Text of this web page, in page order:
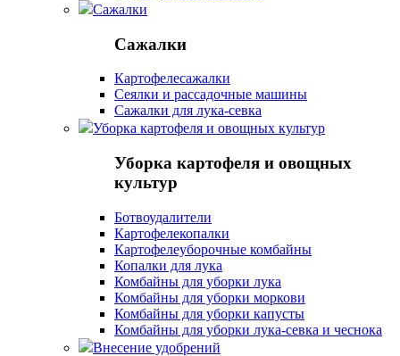
Сажалки
Сажалки
Картофелесажалки
Сеялки и рассадочные машины
Сажалки для лука-севка
Уборка картофеля и овощных культур
Уборка картофеля и овощных
культур
Ботвоудалители
Картофелекопалки
Картофелеуборочные комбайны
Копалки для лука
Комбайны для уборки лука
Комбайны для уборки моркови
Комбайны для уборки капусты
Комбайны для уборки лука-севка и чеснока
Внесение удобрений